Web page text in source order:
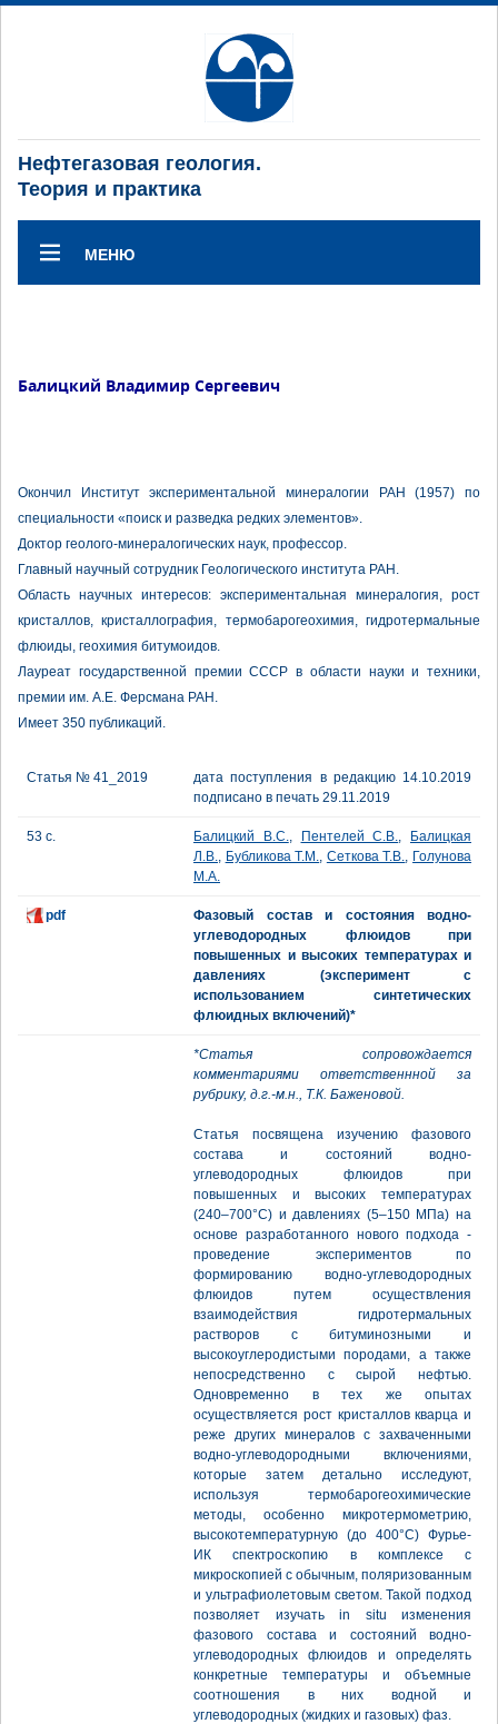
Нефтегазовая геология.
Теория и практика
МЕНЮ
Балицкий Владимир Сергеевич
Окончил Институт экспериментальной минералогии РАН (1957) по
специальности «поиск и разведка редких элементов».
Доктор геолого-минералогических наук, профессор.
Главный научный сотрудник Геологического института РАН.
Область научных интересов: экспериментальная минералогия, рост
кристаллов, кристаллография, термобарогеохимия, гидротермальные
флюиды, геохимия битумоидов.
Лауреат государственной премии СССР в области науки и техники,
премии им. А.Е. Ферсмана РАН.
Имеет 350 публикаций.
Статья № 41_2019
дата поступления в редакцию 14.10.2019
подписано в печать 29.11.2019
53 с. Балицкий В.С., Пентелей С.В.,
Балицкая
Л.В., Бубликова Т.М., Сеткова Т.В., Голунова
М.А.
pdf
Фазовый состав и состояния водно-
углеводородных флюидов при
повышенных и высоких температурах и
давлениях (эксперимент с
использованием синтетических
флюидных включений)*
*Статья сопровождается
комментариями ответственнной за
рубрику, д.г.-м.н., Т.К. Баженовой.
Статья посвящена изучению фазового
состава и состояний водно-
углеводородных флюидов при
повышенных и высоких температурах
(240–700°С) и давлениях (5–150 МПа) на
основе разработанного нового подхода -
проведение экспериментов по
формированию водно-углеводородных
флюидов путем осуществления
взаимодействия гидротермальных
растворов с битуминозными и
высокоуглеродистыми породами, а также
непосредственно с сырой нефтью.
Одновременно в тех же опытах
осуществляется рост кристаллов кварца и
реже других минералов с захваченными
водно-углеводородными включениями,
которые затем детально исследуют,
используя термобарогеохимические
методы, особенно микротермометрию,
высокотемпературную (до 400°С) Фурье-
ИК спектроскопию в комплексе с
микроскопией с обычным, поляризованным
и ультрафиолетовым светом. Такой подход
позволяет изучать in situ изменения
фазового состава и состояний водно-
углеводородных флюидов и определять
конкретные температуры и объемные
соотношения в них водной и
углеводородных (жидких и газовых) фаз.